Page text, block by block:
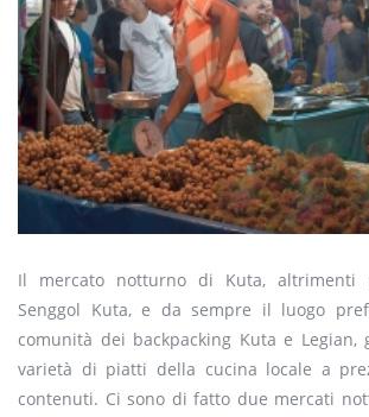
Il mercato notturno di Kuta, altrimenti
Senggol Kuta, e da sempre il luogo
comunità dei backpacking Kuta e Legian,
varietà di piatti della cucina locale a
contenuti. Ci sono di fatto due mercati